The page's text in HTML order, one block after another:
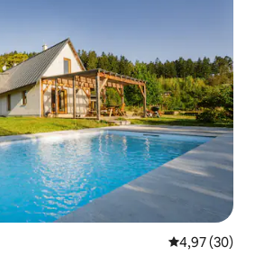
Átlagos
4,97 (30)